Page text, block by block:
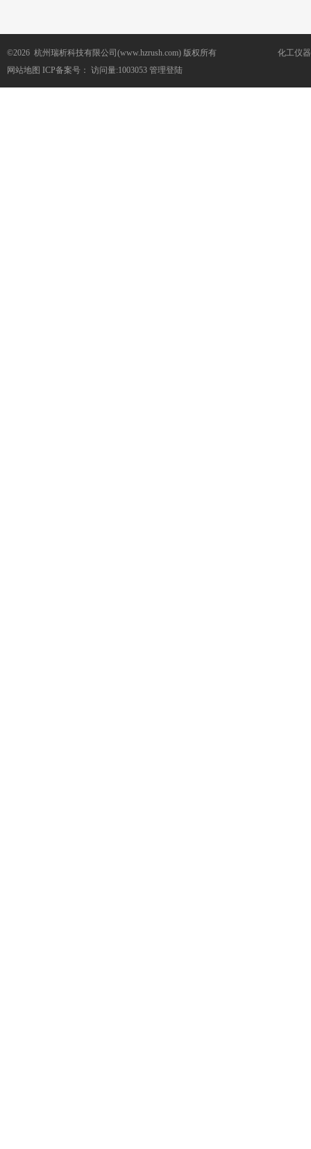
©2026 杭州瑞析科技有限公司(www.hzrush.com) 版权所有
网站地图 ICP备案号： 访问量:1003053 管理登陆
化工仪